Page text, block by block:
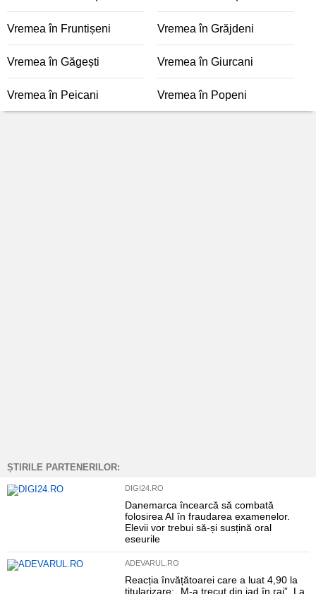
Vremea în Fruntișeni Vremea în Grăjdeni
Vremea în Găgești Vremea în Giurcani
Vremea în Peicani Vremea în Popeni
ȘTIRILE PARTENERILOR:
DIGI24.RO
Danemarca încearcă să combată
folosirea AI în fraudarea examenelor.
Elevii vor trebui să-și susțină oral
eseurile
ADEVARUL.RO
Reacția învățătoarei care a luat 4,90 la
titularizare: „M-a trecut din iad în rai”. La